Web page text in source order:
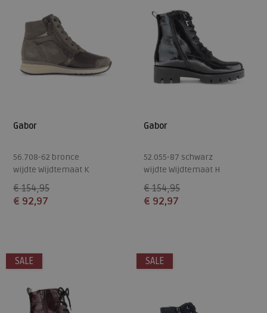
Gabor
56.708-62 bronce
wijdte Wijdtemaat K
€ 154,95
€ 92,97
Gabor
52.055-87 schwarz
wijdte Wijdtemaat H
€ 154,95
€ 92,97
SALE SALE